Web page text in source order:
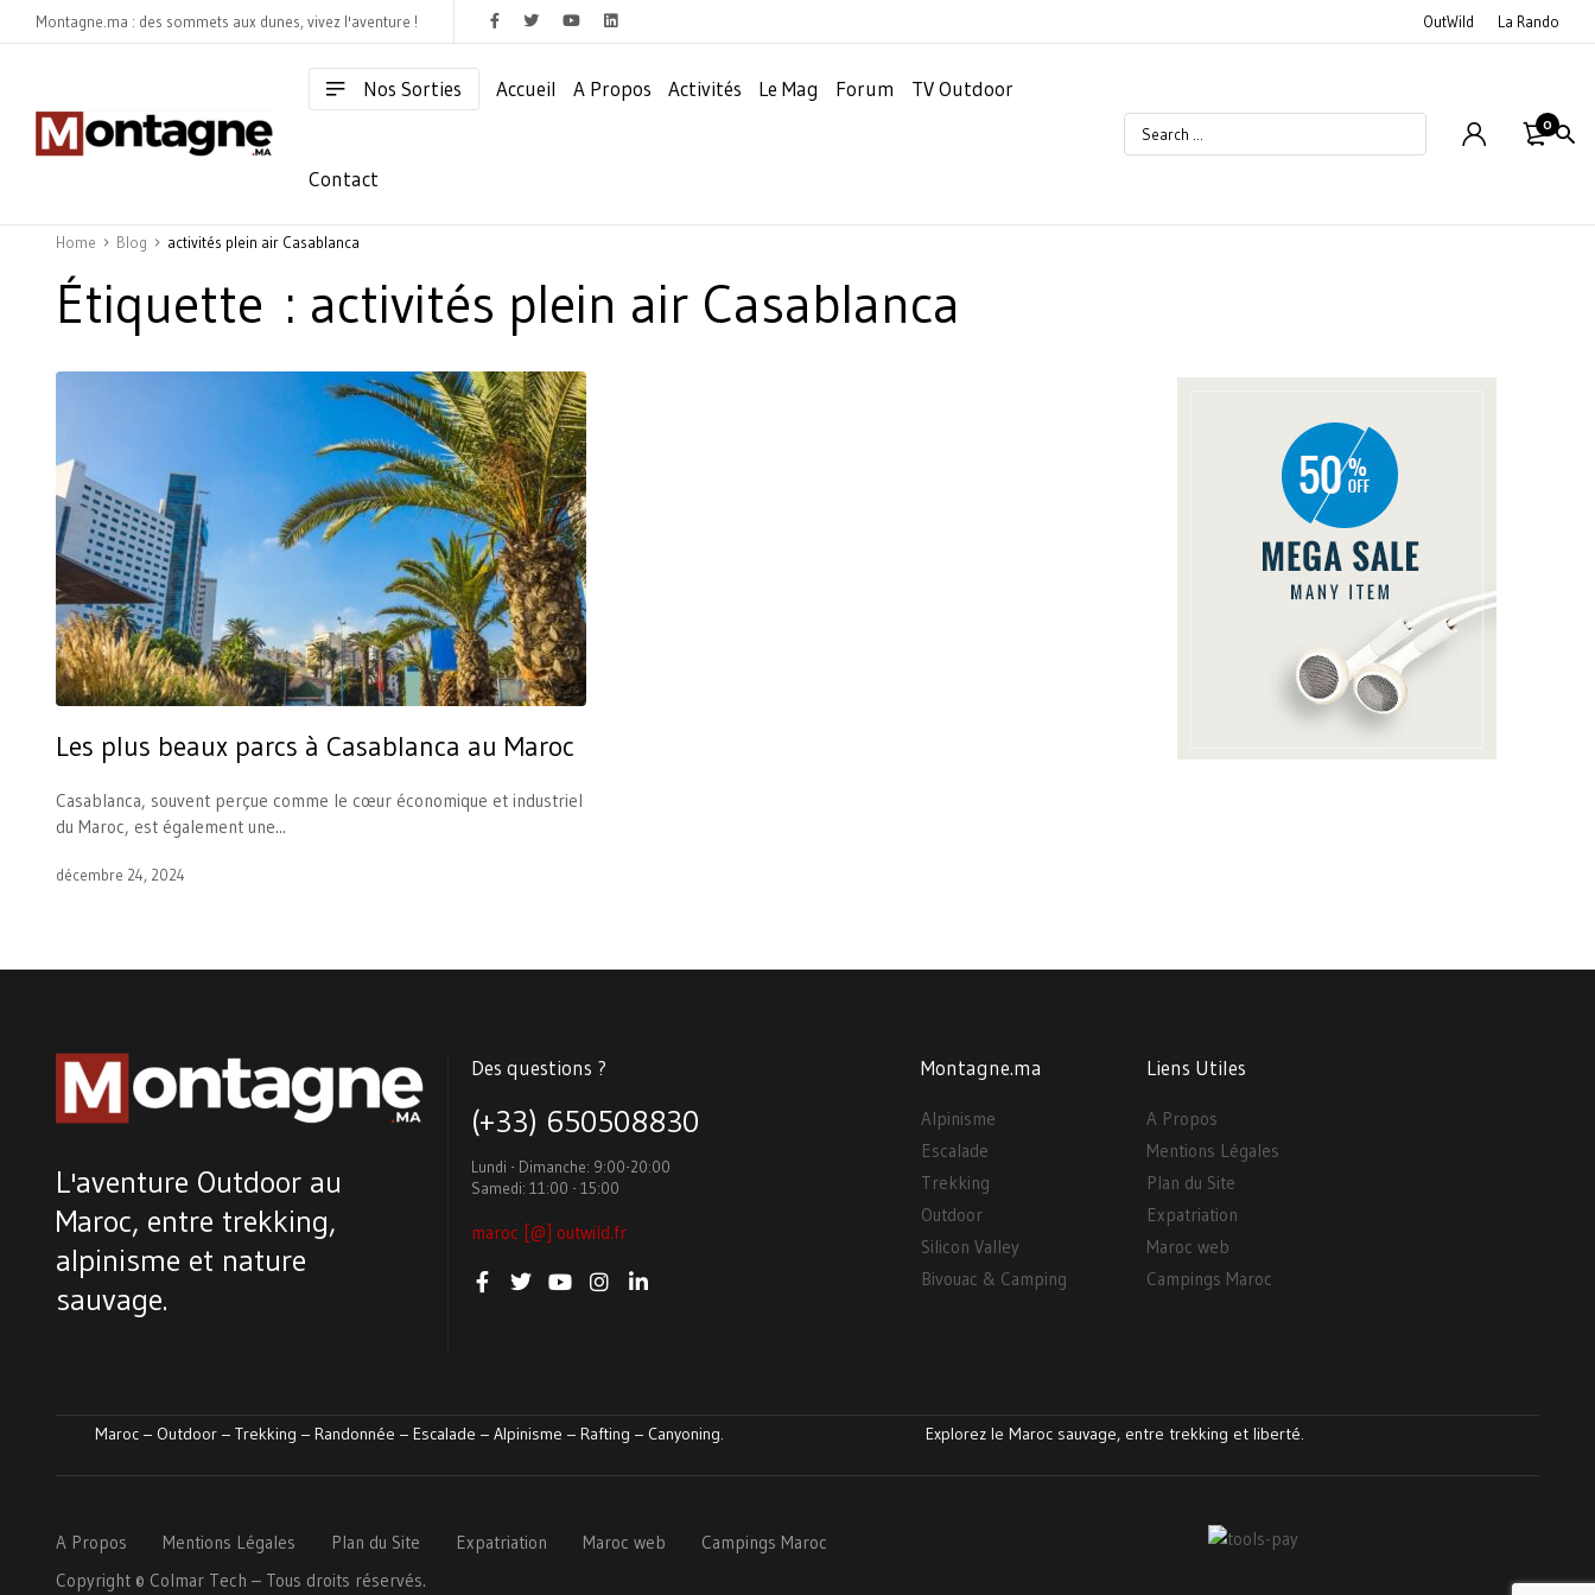
Montagne.ma : des sommets aux dunes, vivez l'aventure ! OutWild La Rando
Nos Sorties Accueil A Propos Activités Le Mag Forum TV Outdoor
Contact
0
Home Blog activités plein air Casablanca
Étiquette : activités plein air Casablanca
Les plus beaux parcs à Casablanca au Maroc
Casablanca, souvent perçue comme le cœur économique et industriel
du Maroc, est également une...
décembre 24, 2024
L'aventure Outdoor au
Maroc, entre trekking,
alpinisme et nature
sauvage.
Des questions ?
(+33) 650508830
Lundi - Dimanche: 9:00-20:00
Samedi: 11:00 - 15:00
maroc [@] outwild.fr
Montagne.ma
Alpinisme
Escalade
Trekking
Outdoor
Silicon Valley
Bivouac & Camping
Liens Utiles
A Propos
Mentions Légales
Plan du Site
Expatriation
Maroc web
Campings Maroc
Maroc – Outdoor – Trekking – Randonnée – Escalade – Alpinisme – Rafting – Canyoning. Explorez le Maroc sauvage, entre trekking et liberté.
A Propos Mentions Légales Plan du Site Expatriation Maroc web
Campings Maroc
Copyright © Colmar Tech – Tous droits réservés.